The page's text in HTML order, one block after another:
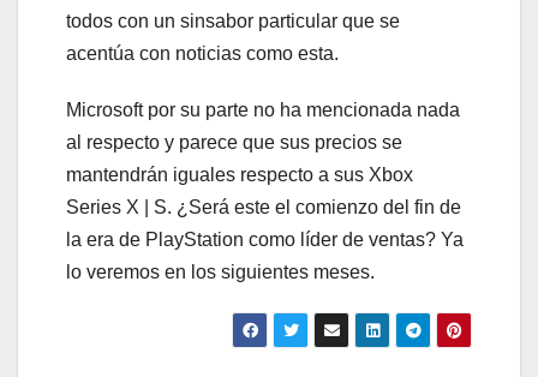
todos con un sinsabor particular que se
acentúa con noticias como esta.
Microsoft por su parte no ha mencionada nada
al respecto y parece que sus precios se
mantendrán iguales respecto a sus Xbox
Series X | S. ¿Será este el comienzo del fin de
la era de PlayStation como líder de ventas? Ya
lo veremos en los siguientes meses.